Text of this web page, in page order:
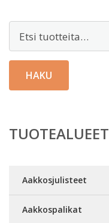
HAKU
TUOTEALUEET
Aakkosjulisteet
Aakkospalikat